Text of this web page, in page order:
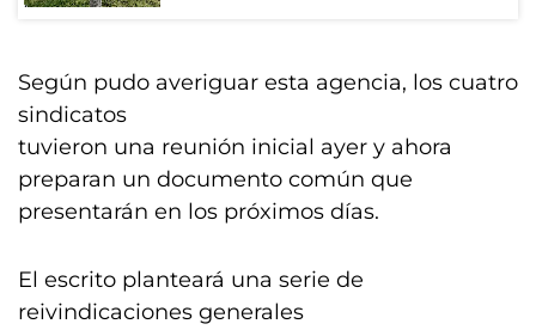
Según pudo averiguar esta agencia, los cuatro
sindicatos
tuvieron una reunión inicial ayer y ahora
preparan un documento común que
presentarán en los próximos días.
El escrito planteará una serie de
reivindicaciones generales